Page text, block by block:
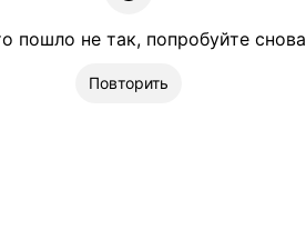
пошло не так, попробуйте снова
Повторить